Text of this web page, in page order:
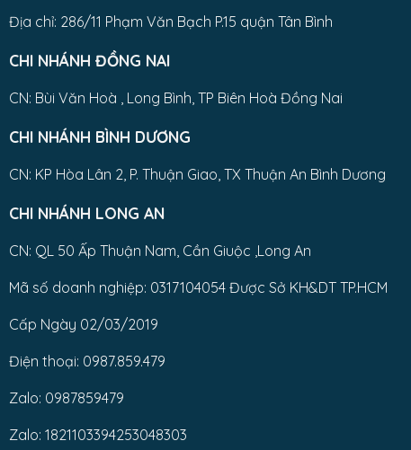
Địa chỉ: 286/11 Phạm Văn Bạch P.15 quận Tân Bình
CHI NHÁNH ĐỒNG NAI
CN: Bùi Văn Hoà , Long Bình, TP Biên Hoà Đồng Nai
CHI NHÁNH BÌNH DƯƠNG
CN: KP Hòa Lân 2, P. Thuận Giao, TX Thuận An Bình Dương
CHI NHÁNH LONG AN
CN: QL 50 Ấp Thuận Nam, Cần Giuộc ,Long An
Mã số doanh nghiệp: 0317104054 Được Sở KH&DT TP.HCM
Cấp Ngày 02/03/2019
Điện thoại: 0987.859.479
Zalo: 0987859479
Zalo: 1821103394253048303